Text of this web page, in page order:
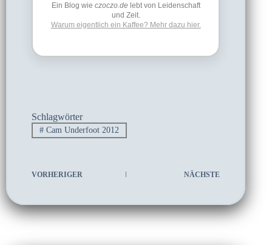
Ein Blog wie czoczo.delebt von Leidenschaft
und Zeit.
Warum eigentlich ein Kaffee? Mehr dazu hier.
Schlagwörter
#Cam Underfoot 2012
VORHERIGER NÄCHSTE